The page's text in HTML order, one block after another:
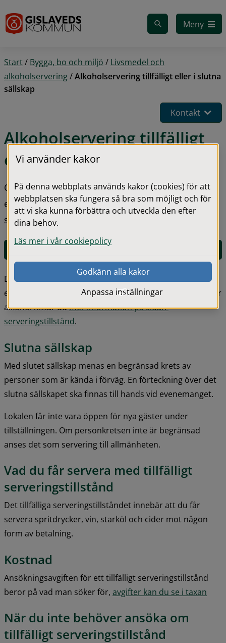
Meny
Start/ Bygga, bo och miljö / Livsmedel och
alkoholservering/Alkoholservering tillfälligt eller i slutna
sällskap
Kontakt
Alkoholservering tillfälligt
eller i slutna sällskap
Om du vill servera alkohol i slutna sällskap under
ett enstaka tillfälle ska du ansöka om tillfälligt
serveringstillstånd.
Denna sida gäller främst för dig som är privatperson
eller förening. Om du som företagare säljer eller serverar
alkohol hittar du mer information på sidan
serveringstillstånd.
Slutna sällskap
Med slutet sällskap menas en begränsad krets av
personer som är kända i förväg. En förteckning över det
slutna sällskapet ska finnas till hands vid evenemanget.
Lokalen får inte vara öppen för nya gäster under
tillställningen. Om personkretsen inte är begränsad
anses det som servering till allmänheten.
Vad du får servera med tillfälligt
serveringstillstånd
Det tillfälliga serveringstillståndet innebär att du får
servera spritdrycker, vin, starköl och cider mot någon
form av betalning.
Kostnad
Ansökningsavgiften för ett tillfälligt serveringstillstånd
beror på vad man söker för, avgifter kan du se i taxan
När du inte behöver ansöka om
tillfälligt serveringstillstånd
Vi använder kakor
På denna webbplats används kakor (cookies) för att
webbplatsen ska fungera så bra som möjligt och för
att vi ska kunna förbättra och utveckla den efter
dina behov.
Läs mer i vår cookiepolicy
Godkänn alla kakor
Anpassa inställningar